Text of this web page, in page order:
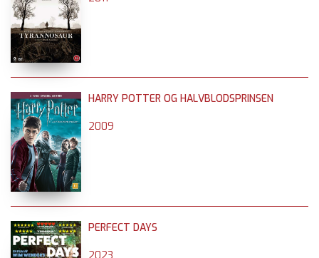
HARRY POTTER OG HALVBLODSPRINSEN
2009
PERFECT DAYS
2023